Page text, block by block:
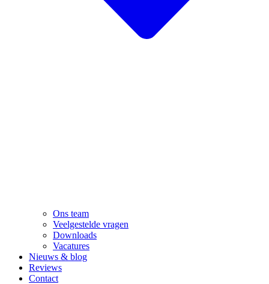
Ons team
Veelgestelde vragen
Downloads
Vacatures
Nieuws & blog
Reviews
Contact